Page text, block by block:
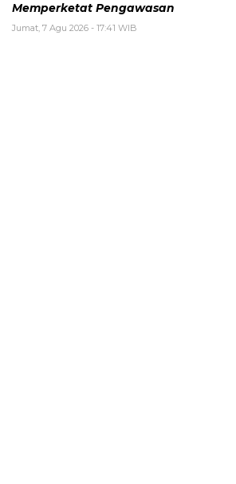
Memperketat Pengawasan
Jumat, 7 Agu 2026 - 17:41 WIB